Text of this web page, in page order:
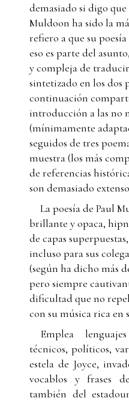
demasiado si digo que
Muldoon ha sido la
refiero a que su
eso es parte del
y compleja de
sintetizado en los dos
continuación
introducción a las no
(mínimamente
seguidos de tres
muestra (los más
de referencias
son demasiado
La poesía de Paul
brillante y opaca,
de capas
incluso para sus
(según ha dicho más
pero siempre
dificultad que no
con su música rica en
Emplea
técnicos, políticos,
estela de Joyce,
vocablos y frases
también del